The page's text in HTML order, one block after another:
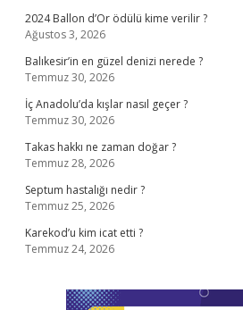
2024 Ballon d’Or ödülü kime verilir ?
Ağustos 3, 2026
Balıkesir’in en güzel denizi nerede ?
Temmuz 30, 2026
İç Anadolu’da kışlar nasıl geçer ?
Temmuz 30, 2026
Takas hakkı ne zaman doğar ?
Temmuz 28, 2026
Septum hastalığı nedir ?
Temmuz 25, 2026
Karekod’u kim icat etti ?
Temmuz 24, 2026